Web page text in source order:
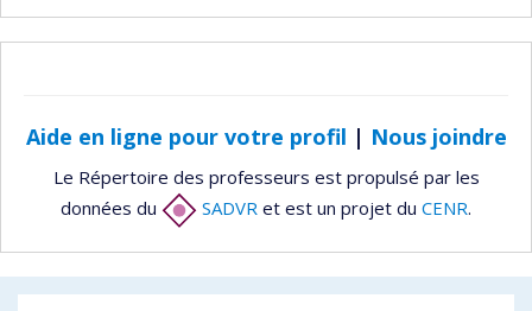
Aide en ligne pour votre profil | Nous joindre
Le Répertoire des professeurs est propulsé par les
données du
SADVR et est un projet du CENR.